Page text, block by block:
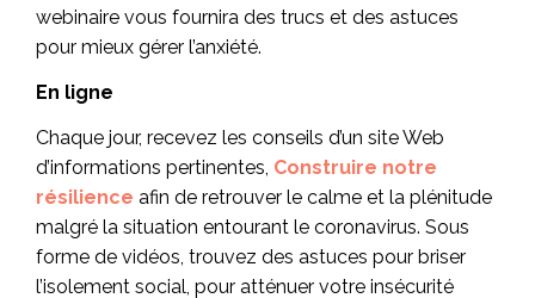
webinaire vous fournira des trucs et des astuces
pour mieux gérer l’anxiété.
En ligne
Chaque jour, recevez les conseils d’un site Web
d’informations pertinentes, Construire notre
résilience afin de retrouver le calme et la plénitude
malgré la situation entourant le coronavirus. Sous
forme de vidéos, trouvez des astuces pour briser
l’isolement social, pour atténuer votre insécurité